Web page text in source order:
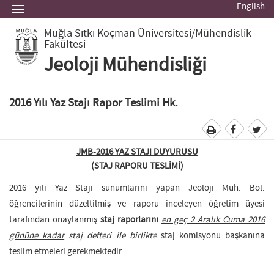
English
Muğla Sıtkı Koçman Üniversitesi/Mühendislik
Fakültesi
Jeoloji Mühendisliği
2016 Yılı Yaz Stajı Rapor Teslimi Hk.
JMB-2016 YAZ STAJI DUYURUSU
(STAJ RAPORU TESLİMİ)
2016 yılı Yaz Stajı sunumlarını yapan Jeoloji Müh. Böl.
öğrencilerinin düzeltilmiş ve raporu inceleyen öğretim üyesi
tarafından onaylanmış staj raporlarını en geç 2 Aralık Cuma 2016
gününe kadar staj defteri ile birliktestaj komisyonu başkanına
teslim etmeleri gerekmektedir.